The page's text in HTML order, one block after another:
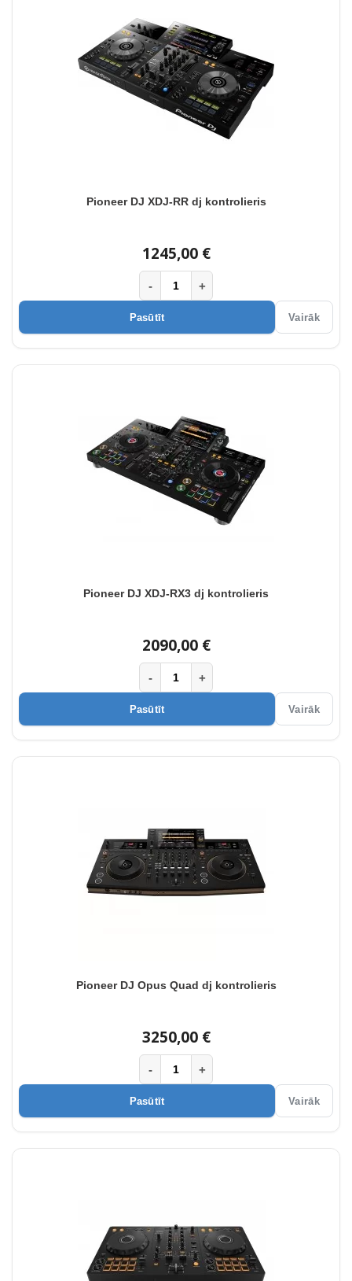
Pioneer DJ XDJ-RR dj kontrolieris
1245,00 €
- +
Pasūtīt Vairāk
Pioneer DJ XDJ-RX3 dj kontrolieris
2090,00 €
- +
Pasūtīt Vairāk
Pioneer DJ Opus Quad dj kontrolieris
3250,00 €
- +
Pasūtīt Vairāk